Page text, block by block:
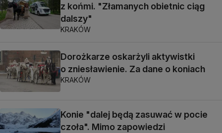
z końmi. "Złamanych obietnic ciąg
dalszy"
KRAKÓW
Dorożkarze oskarżyli aktywistki
o zniesławienie. Za dane o koniach
KRAKÓW
Konie "dalej będą zasuwać w pocie
czoła". Mimo zapowiedzi